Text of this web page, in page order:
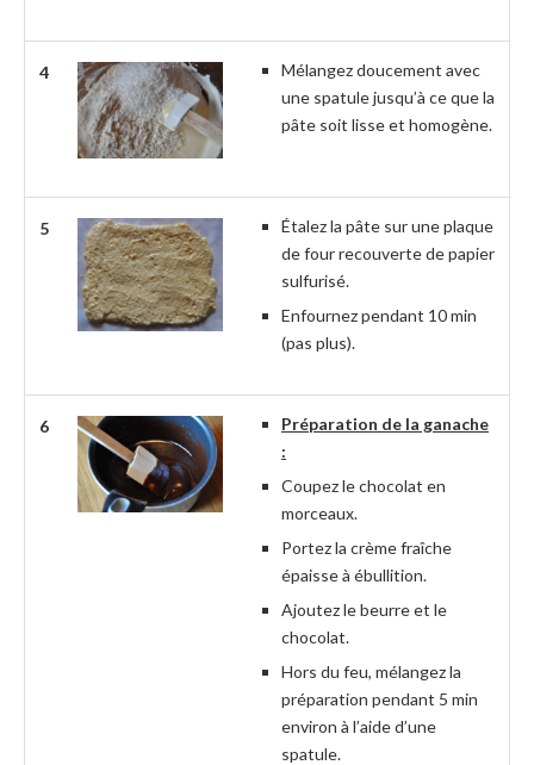
4
Mélangez doucement avec
une spatule jusqu’à ce que la
pâte soit lisse et homogène.
5
Étalez la pâte sur une plaque
de four recouverte de papier
sulfurisé.
Enfournez pendant 10 min
(pas plus).
6
Préparation de la ganache
:
Coupez le chocolat en
morceaux.
Portez la crème fraîche
épaisse à ébullition.
Ajoutez le beurre et le
chocolat.
Hors du feu, mélangez la
préparation pendant 5 min
environ à l’aide d’une
spatule.